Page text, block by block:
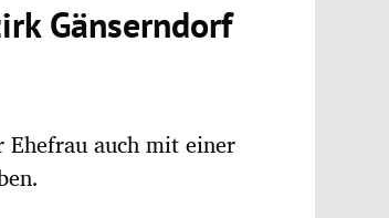
Gänserndorf
auch mit einer